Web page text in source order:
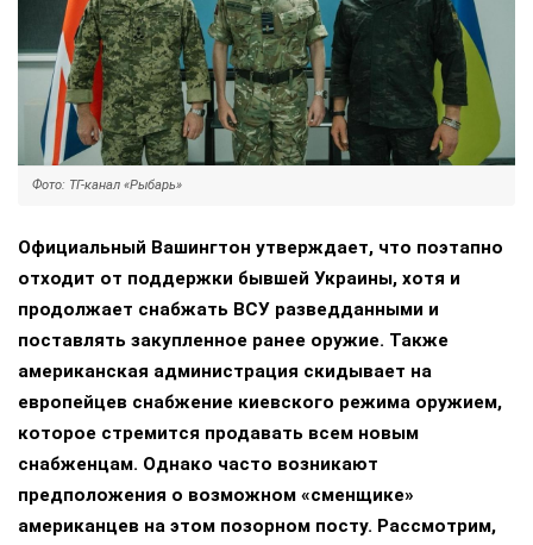
Фото: ТГ-канал «Рыбарь»
Официальный Вашингтон утверждает, что поэтапно
отходит от поддержки бывшей Украины, хотя и
продолжает снабжать ВСУ разведданными и
поставлять закупленное ранее оружие. Также
американская администрация скидывает на
европейцев снабжение киевского режима оружием,
которое стремится продавать всем новым
снабженцам. Однако часто возникают
предположения о возможном «сменщике»
американцев на этом позорном посту. Рассмотрим,